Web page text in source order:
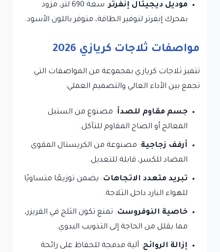
موديل ديجيتال إنفرتر
: سعة 690 لتر، مزود
بمحرك إنفرتر لتوفير الطاقة، متوفر باللون الأسود.
مواصفات ثلاجات كريازي 2026
تتميز ثلاجات كريازي بمجموعة من المواصفات التي
تجمع بين الأداء العالي والتصميم العملي:
جسم مقاوم للصدأ: مصنوع من الستيل
المعالج أو الصاج المقاوم للتآكل.
أرفف زجاجية: مصنوعة من الكريستال المقوى
المضاد للكسر، قابلة للتعديل.
تبريد متعدد الاتجاهات: يضمن توزيعًا متساويًا
للهواء البارد داخل الثلاجة.
خاصية النوفروست: تمنع تكون الثلج في الفريزر،
مما يقلل من الحاجة إلى التذويب اليدوي.
إزالة الروائح: آلية مدمجة للحفاظ على رائحة